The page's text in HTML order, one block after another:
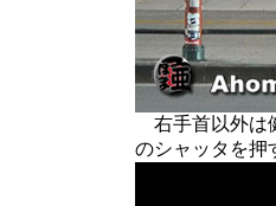
右手首以外は
のシャッタを押